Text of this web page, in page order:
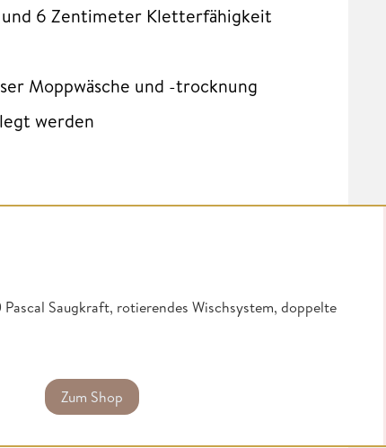
6 Zentimeter Kletterfähigkeit
Moppwäsche und -trocknung
werden
Saugkraft, rotierendes Wischsystem, doppelte
Zum Shop